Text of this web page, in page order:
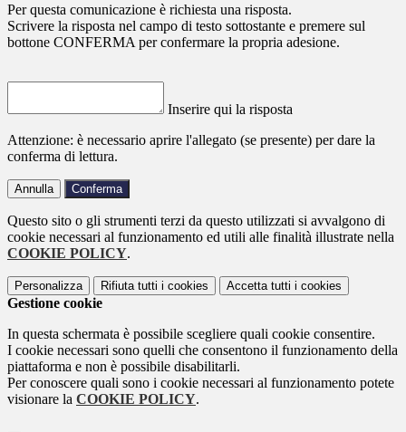
Per questa comunicazione è richiesta una risposta.
Scrivere la risposta nel campo di testo sottostante e premere sul
bottone CONFERMA per confermare la propria adesione.
Inserire qui la risposta
Attenzione: è necessario aprire l'allegato (se presente) per dare la
conferma di lettura.
Annulla Conferma
Questo sito o gli strumenti terzi da questo utilizzati si avvalgono di
cookie necessari al funzionamento ed utili alle finalità illustrate nella
COOKIE POLICY.
Personalizza Rifiuta tutti i cookies Accetta tutti i cookies
Gestione cookie
In questa schermata è possibile scegliere quali cookie consentire.
I cookie necessari sono quelli che consentono il funzionamento della
piattaforma e non è possibile disabilitarli.
Per conoscere quali sono i cookie necessari al funzionamento potete
visionare la COOKIE POLICY.